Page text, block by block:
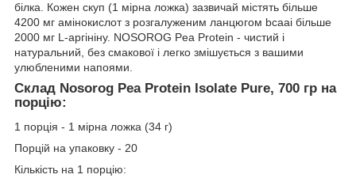
білка. Кожен скуп (1 мірна ложка) зазвичай містять більше
4200 мг амінокислот з розгалуженим ланцюгом bcaaі більше
2000 мг L-аргініну. NOSOROG Pea Protein - чистий і
натуральний, без смакової і легко змішується з вашими
улюбленими напоями.
Склад Nosorog Pea Protein Isolate Pure, 700 гр на
порцію:
1 порція - 1 мірна ложка (34 г)
Порцій на упаковку - 20
Кількість на 1 порцію: